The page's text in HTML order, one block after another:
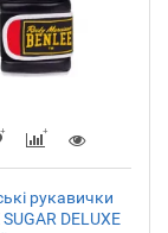
рукавички
DELUXE